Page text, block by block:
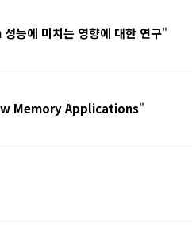
능에 미치는 영향에 대한 연구"
Memory Applications"